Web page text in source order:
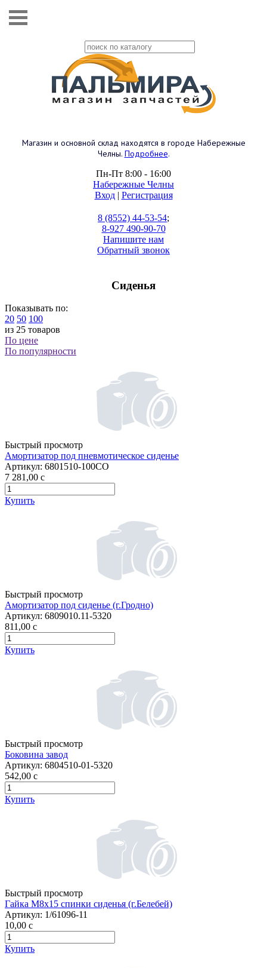
Магазин и основной склад находятся в городе Набережные
Челны. Подробнее.
Пн-Пт 8:00 - 16:00
Набережные Челны
Вход| Регистрация
8 (8552) 44-53-54;
8-927 490-90-70
Напишите нам
Обратный звонок
Сиденья
Показывать по:
20 50 100
из 25 товаров
По цене
По популярности
Быстрый просмотр
Амортизатор под пневмотическое сиденье
Артикул: 6801510-100СО
7 281,00 c
Купить
Быстрый просмотр
Амортизатор под сиденье (г.Гродно)
Артикул: 6809010.11-5320
811,00 c
Купить
Быстрый просмотр
Боковина завод
Артикул: 6804510-01-5320
542,00 c
Купить
Быстрый просмотр
Гайка М8х15 спинки сиденья (г.Белебей)
Артикул: 1/61096-11
10,00 c
Купить